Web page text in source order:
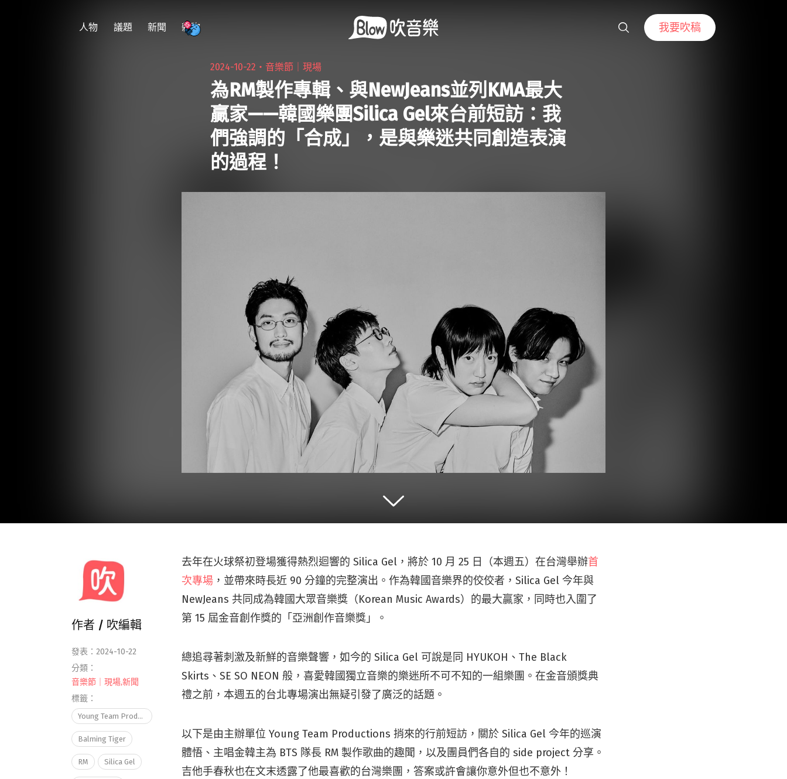
人物 議題 新聞 雜吹 我要吹稿
2024-10-22・ 音樂節｜現場
為RM製作專輯、與NewJeans並列KMA最大
贏家——韓國樂團Silica Gel來台前短訪：我
們強調的「合成」，是與樂迷共同創造表演
的過程！
去年在火球祭初登場獲得熱烈迴響的 Silica Gel，將於 10 月 25 日（本週五）在台灣舉辦首
次專場 ，並帶來時長近 90 分鐘的完整演出。作為韓國音樂界的佼佼者，Silica Gel 今年與
NewJeans 共同成為韓國大眾音樂獎（Korean Music Awards）的最大贏家，同時也入圍了
第 15 屆金音創作獎的「亞洲創作音樂獎」。
總追尋著刺激及新鮮的音樂聲響，如今的 Silica Gel 可說是同 HYUKOH、The Black
Skirts、SE SO NEON 般，喜愛韓國獨立音樂的樂迷所不可不知的一組樂團。在金音頒獎典
禮之前，本週五的台北專場演出無疑引發了廣泛的話題。
以下是由主辦單位 Young Team Productions 捎來的行前短訪，關於 Silica Gel 今年的巡演
體悟、主唱金韓主為 BTS 隊長 RM 製作歌曲的趣聞，以及團員們各自的 side project 分享。
吉他手春秋也在文末透露了他最喜歡的台灣樂團，答案或許會讓你意外但也不意外！
作者 / 吹編輯
發表：2024-10-22
分類：
音樂節｜現場,新聞
標籤：
Young Team Productions
Balming Tiger
RM Silica Gel